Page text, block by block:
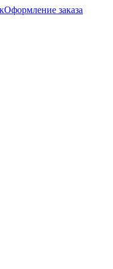
Оформление заказа